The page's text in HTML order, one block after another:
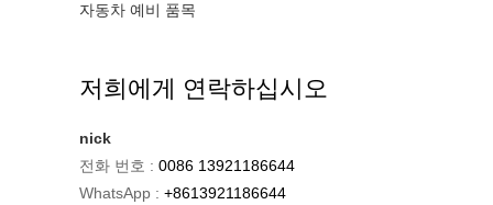
자동차 예비 품목
저희에게 연락하십시오
nick
전화 번호 : 0086 13921186644
WhatsApp : +8613921186644